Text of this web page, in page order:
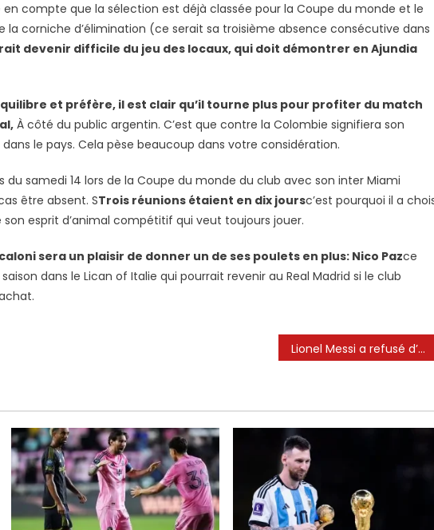
compte que la sélection est déjà classée pour la Coupe du monde et le
la corniche d’élimination (ce serait sa troisième absence consécutive dans
devenir difficile du jeu des locaux, qui doit démontrer en Ajundia
et préfère, il est clair qu’il tourne plus pour profiter du match
À côté du public argentin. C’est que contre la Colombie signifiera son
le pays. Cela pèse beaucoup dans votre considération.
du samedi 14 lors de la Coupe du monde du club avec son inter Miami
être absent. STrois réunions étaient en dix joursc’est pourquoi il a
son esprit d’animal compétitif qui veut toujours jouer.
sera un plaisir de donner un de ses poulets en plus: Nico Pazce
dans le Lican of Italie qui pourrait revenir au Real Madrid si le club
Lionel Messi a refusé d’échanger des chemises avec le joueur du Bayern Munich, mais lui a finalement donné des années plus tard – Football News